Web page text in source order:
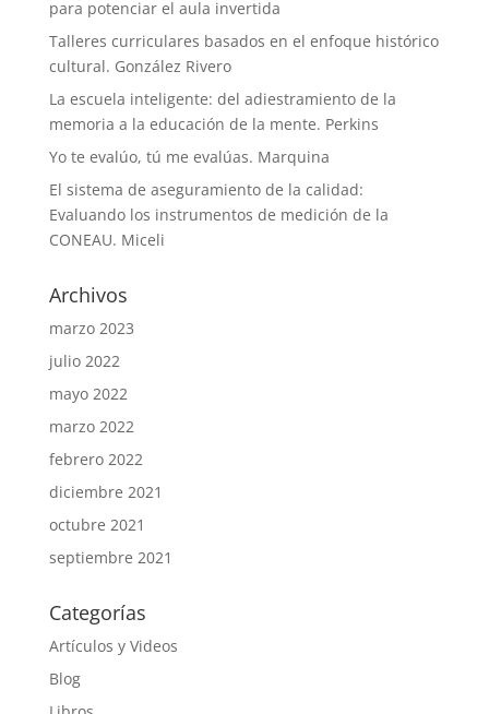
para potenciar el aula invertida
Talleres curriculares basados en el enfoque histórico
cultural. González Rivero
La escuela inteligente: del adiestramiento de la
memoria a la educación de la mente. Perkins
Yo te evalúo, tú me evalúas. Marquina
El sistema de aseguramiento de la calidad:
Evaluando los instrumentos de medición de la
CONEAU. Miceli
Archivos
marzo 2023
julio 2022
mayo 2022
marzo 2022
febrero 2022
diciembre 2021
octubre 2021
septiembre 2021
Categorías
Artículos y Videos
Blog